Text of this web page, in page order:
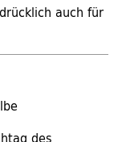
auch für